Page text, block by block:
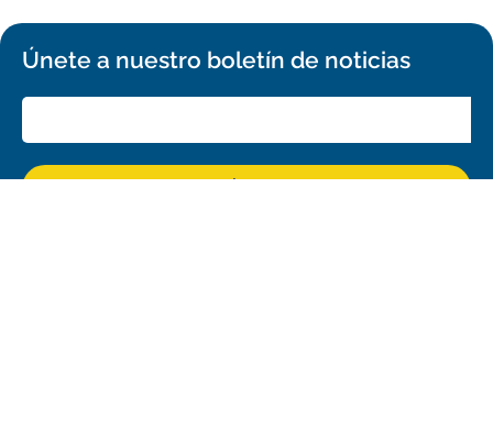
Únete a nuestro boletín de noticias